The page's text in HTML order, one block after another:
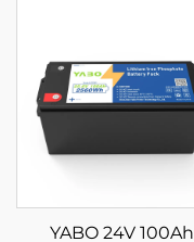
YABO 24V 100Ah